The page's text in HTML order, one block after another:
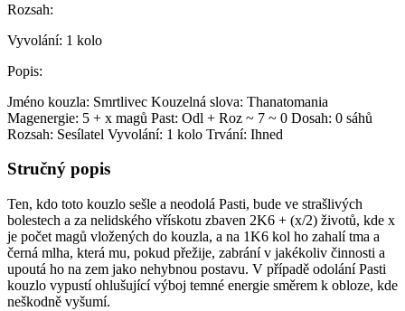
Rozsah:
Vyvolání: 1 kolo
Popis:
Jméno kouzla: Smrtlivec Kouzelná slova: Thanatomania
Magenergie: 5 + x magů Past: Odl + Roz ~ 7 ~ 0 Dosah: 0 sáhů
Rozsah: Sesílatel Vyvolání: 1 kolo Trvání: Ihned
Stručný popis
Ten, kdo toto kouzlo sešle a neodolá Pasti, bude ve strašlivých
bolestech a za nelidského vřískotu zbaven 2K6 + (x/2) životů, kde x
je počet magů vložených do kouzla, a na 1K6 kol ho zahalí tma a
černá mlha, která mu, pokud přežije, zabrání v jakékoliv činnosti a
upoutá ho na zem jako nehybnou postavu. V případě odolání Pasti
kouzlo vypustí ohlušující výboj temné energie směrem k obloze, kde
neškodně vyšumí.